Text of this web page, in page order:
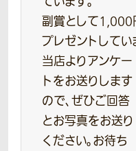
副賞として
プレゼントしてい
当店よりアンケー
トをお送りします
ので、ぜひご回答
とお写真をお送り
ください。お待ち